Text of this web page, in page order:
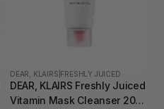
DEAR, KLAIRS FRESHLY JUICED
DEAR, KLAIRS Freshly Juiced
Vitamin Mask Cleanser 20